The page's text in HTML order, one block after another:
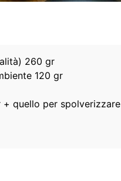
260 gr
120 gr
+ quello per spolverizzare